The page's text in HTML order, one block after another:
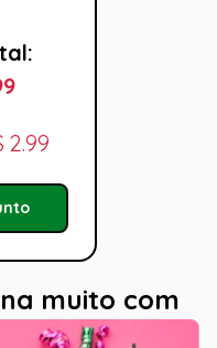
2.99
muito com